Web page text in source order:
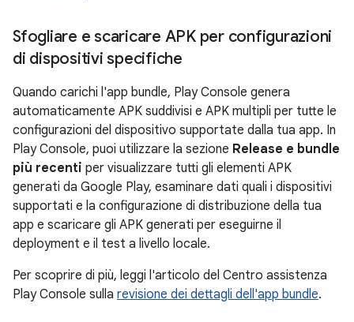
Sfogliare e scaricare APK per configurazioni
di dispositivi specifiche
Quando carichi l'app bundle, Play Console genera
automaticamente APK suddivisi e APK multipli per tutte le
configurazioni del dispositivo supportate dalla tua app. In
Play Console, puoi utilizzare la sezione Release e bundle
più recenti per visualizzare tutti gli elementi APK
generati da Google Play, esaminare dati quali i dispositivi
supportati e la configurazione di distribuzione della tua
app e scaricare gli APK generati per eseguirne il
deployment e il test a livello locale.
Per scoprire di più, leggi l'articolo del Centro assistenza
Play Console sulla revisione dei dettagli dell'app bundle.